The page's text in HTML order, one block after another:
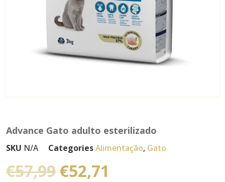
Advance Gato adulto esterilizado
SKU N/A CategoriesAlimentação, Gato
€57,99€52,71